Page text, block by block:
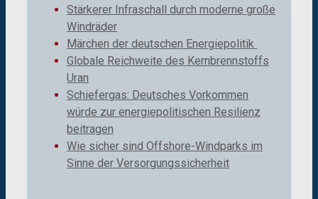
Stärkerer Infraschall durch moderne große
Windräder
Märchen der deutschen Energiepolitik
Globale Reichweite des Kernbrennstoffs
Uran
Schiefergas: Deutsches Vorkommen
würde zur energiepolitischen Resilienz
beitragen
Wie sicher sind Offshore-Windparks im
Sinne der Versorgungssicherheit